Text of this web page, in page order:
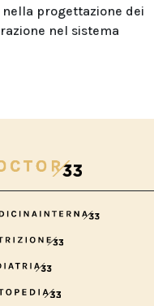
progettazione dei
nel sistema